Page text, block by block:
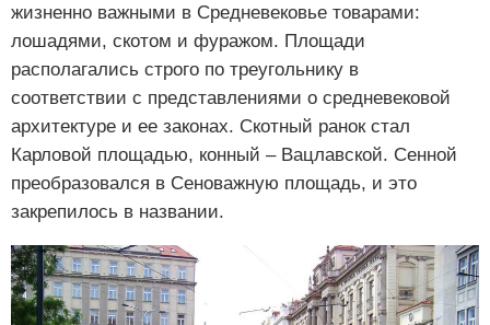
жизненно важными в Средневековье товарами:
лошадями, скотом и фуражом. Площади
располагались строго по треугольнику в
соответствии с представлениями о средневековой
архитектуре и ее законах. Скотный ранок стал
Карловой площадью, конный – Вацлавской. Сенной
преобразовался в Сеноважную площадь, и это
закрепилось в названии.